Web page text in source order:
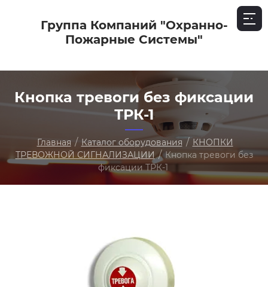
Группа Компаний "Охранно-
Пожарные Системы"
Кнопка тревоги без фиксации
ТРК-1
Главная / Каталог оборудования / КНОПКИ
ТРЕВОЖНОЙ СИГНАЛИЗАЦИИ / Кнопка тревоги без
фиксации ТРК-1